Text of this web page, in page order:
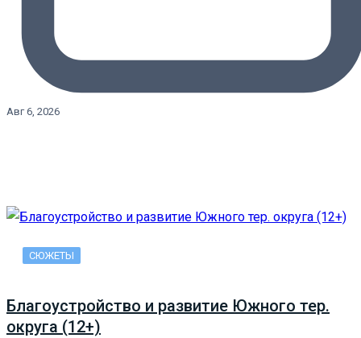
Авг 6, 2026
СЮЖЕТЫ
Благоустройство и развитие Южного тер.
округа (12+)